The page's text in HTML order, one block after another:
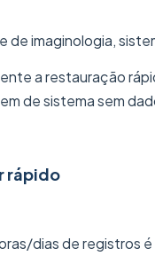
imaginologia,
a restauração
de sistema sem
rápido
dias de registros é